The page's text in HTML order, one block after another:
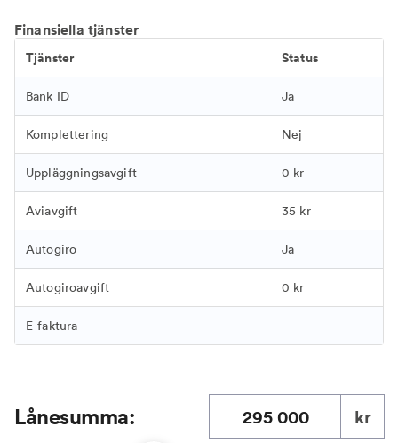
Finansiella tjänster
Tjänster Status
Bank ID Ja
Komplettering Nej
Uppläggningsavgift 0 kr
Aviavgift 35 kr
Autogiro Ja
Autogiroavgift 0 kr
E-faktura -
Lånesumma: kr